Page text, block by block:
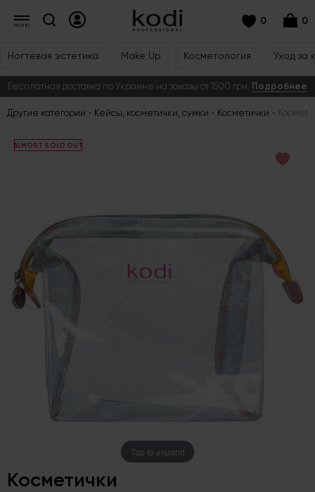
0 0
Ногтевая эстетика Make Up Косметология Уход за
Бесплатная доставка по Украине на заказы от 1500 грн. Подробнее
Другие категории Кейсы, косметички, сумки Косметички
ALMOST SOLD OUT
Tap to expand
Косметички